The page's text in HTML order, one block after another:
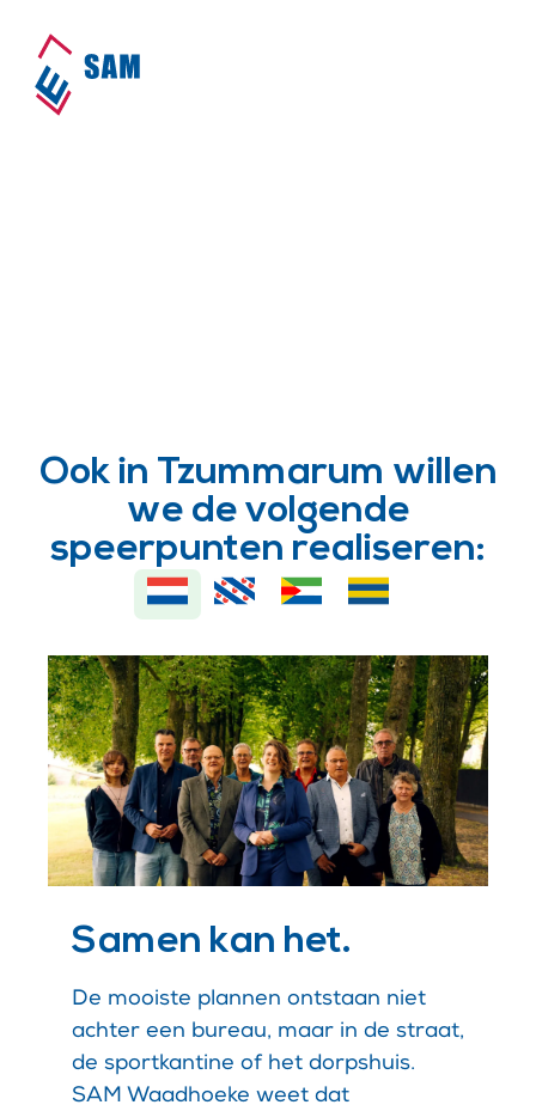
Ook in Tzummarum willen
we de volgende
speerpunten realiseren:
Samen kan het.
De mooiste plannen ontstaan niet
achter een bureau, maar in de straat,
de sportkantine of het dorpshuis.
SAM Waadhoeke weet dat